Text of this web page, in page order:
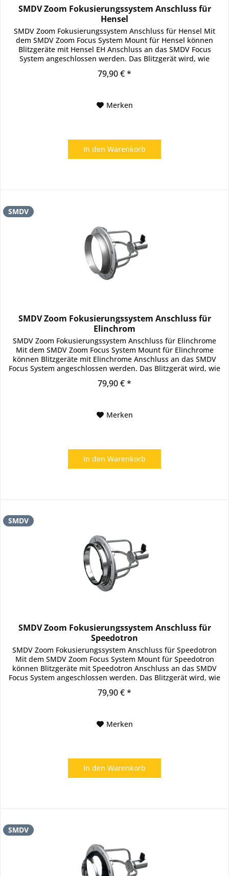
SMDV Zoom Fokusierungssystem Anschluss für
Hensel
SMDV Zoom Fokusierungssystem Anschluss für Hensel Mit
dem SMDV Zoom Focus System Mount für Hensel können
Blitzgeräte mit Hensel EH Anschluss an das SMDV Focus
System angeschlossen werden. Das Blitzgerät wird, wie
79,90 € *
Merken
In den Warenkorb
SMDV
SMDV Zoom Fokusierungssystem Anschluss für
Elinchrom
SMDV Zoom Fokusierungssystem Anschluss für Elinchrome
Mit dem SMDV Zoom Focus System Mount für Elinchrome
können Blitzgeräte mit Elinchrome Anschluss an das SMDV
Focus System angeschlossen werden. Das Blitzgerät wird, wie
79,90 € *
Merken
In den Warenkorb
SMDV
SMDV Zoom Fokusierungssystem Anschluss für
Speedotron
SMDV Zoom Fokusierungssystem Anschluss für Speedotron
Mit dem SMDV Zoom Focus System Mount für Speedotron
können Blitzgeräte mit Speedotron Anschluss an das SMDV
Focus System angeschlossen werden. Das Blitzgerät wird, wie
79,90 € *
Merken
In den Warenkorb
SMDV